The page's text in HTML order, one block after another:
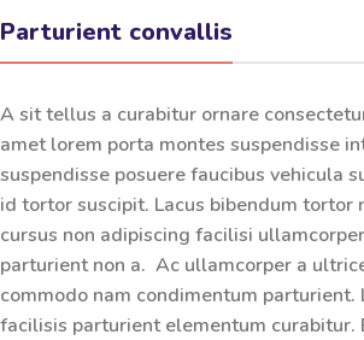
Parturient convallis
A sit tellus a curabitur ornare
amet lorem porta montes suspendisse
suspendisse posuere faucibus vehicula
id tortor suscipit. Lacus bibendum tortor
cursus non adipiscing facilisi
parturient non a. Ac ullamcorper a
commodo nam condimentum parturient.
facilisis parturient elementum curabitur.